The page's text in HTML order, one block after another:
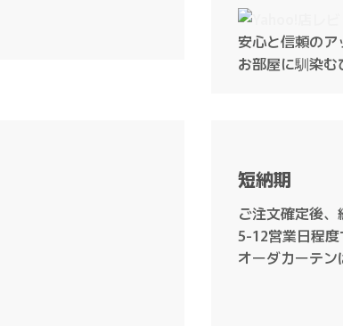
安心と信頼の
お部屋に馴染む
短納期
ご注文確定後
5-12営業日程度
オーダカーテン